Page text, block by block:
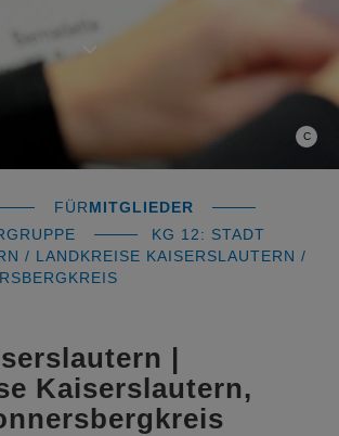
C
FÜRMITGLIEDER
KG 12: STADT
/ LANDKREISE KAISERSLAUTERN /
|
Kaiserslautern,